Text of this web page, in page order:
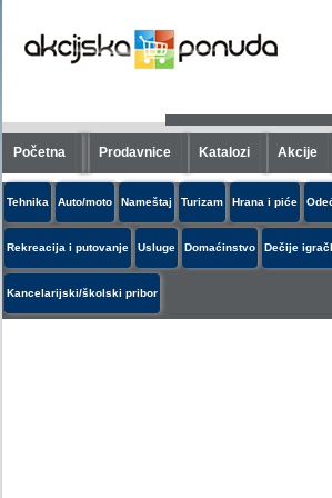
Početna Prodavnice Katalozi Akcije
Tehnika Auto/moto Nameštaj Turizam Hrana i piće
Rekreacija i putovanje Usluge Domaćinstvo Dečije
Kancelarijski/školski pribor